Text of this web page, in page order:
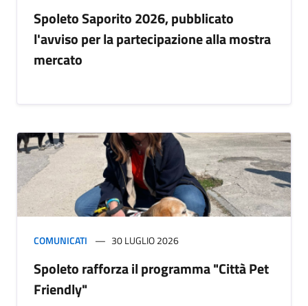
Spoleto Saporito 2026, pubblicato
l'avviso per la partecipazione alla mostra
mercato
COMUNICATI 30 LUGLIO 2026
Spoleto rafforza il programma "Città Pet
Friendly"